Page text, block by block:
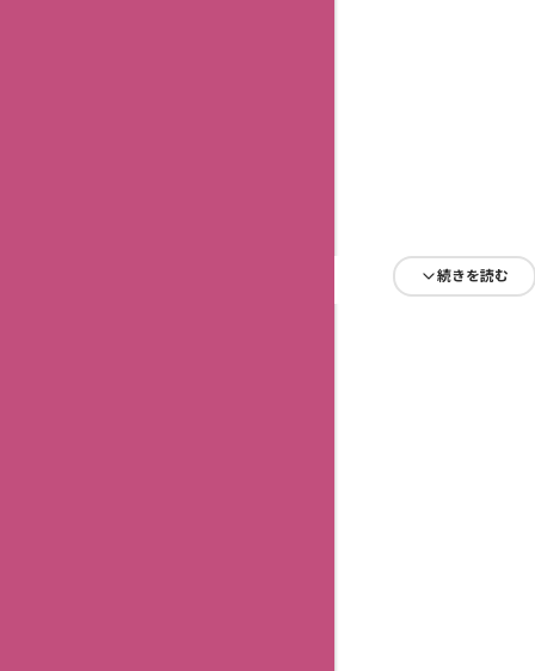
続きを読む
続きを読む
続きを読む
続きを読む
続きを読む
続きを読む
続きを読む
続きを読む
続きを読む
続きを読む
続きを読む
続きを読む
続きを読む
続きを読む
続きを読む
続きを読む
続きを読む
続きを読む
続きを読む
続きを読む